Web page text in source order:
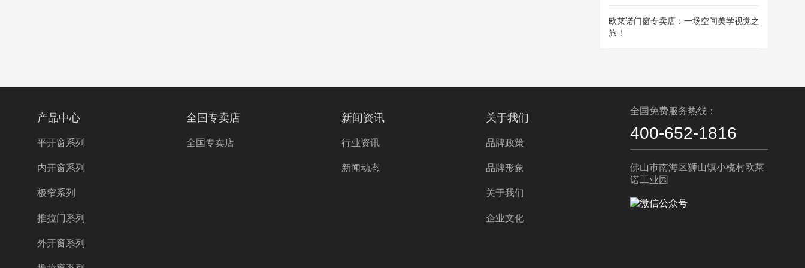
欧莱诺门窗专卖店：一场空间美学视觉之
旅！
产品中心
平开窗系列
内开窗系列
极窄系列
推拉门系列
外开窗系列
全国专卖店
全国专卖店
新闻资讯
行业资讯
新闻动态
关于我们
品牌政策
品牌形象
关于我们
企业文化
全国免费服务热线：
400-652-1816
佛山市南海区狮山镇小榄村欧莱
诺工业园